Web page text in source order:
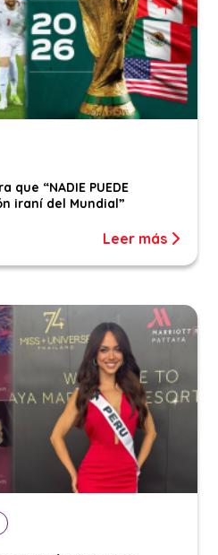
“NADIE PUEDE
iraní del Mundial”
Leer más